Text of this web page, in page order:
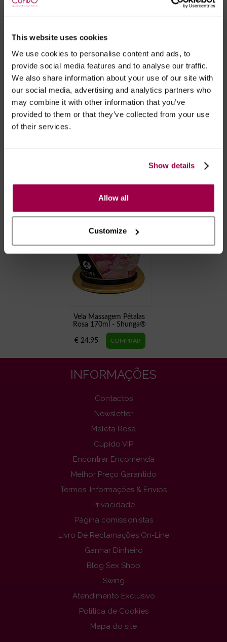
This website uses cookies
We use cookies to personalise content and ads, to
provide social media features and to analyse our traffic.
We also share information about your use of our site with
our social media, advertising and analytics partners who
may combine it with other information that you’ve
provided to them or that they’ve collected from your use
of their services.
Show details
Allow all
Customize
Marca:Eye of Love
- Embalagens 100% discretas
- *Entrega em 24 horas para pedidos antes das 16:00 h.
Após as 16:00 h, a sua encomenda será entregue em 48
horas, dias úteis. Portugal e Espanha Continental para
artigos em stock. Portes gratis depende do país de envio.
Possibilidade de atraso em épocas festivas.
RECOMENDAMOS
Vela Massagem Pétalas
Rosa 170ml - Shunga®
€ 24.95
INFORMAÇÕES
Contactos
Newsletter
Maleta Rosa
Cupido VIP
Encontrar Encomenda
Melhor Preço Garantido
Termos, Informações & Envios
Privacidade
Página comissionistas
Livro De Reclamações On-Line
Ganhar Dinheiro
Blog Sex Shop
Swing
Atendimento Exclusivo
Politica de Cookies
Mapa do site